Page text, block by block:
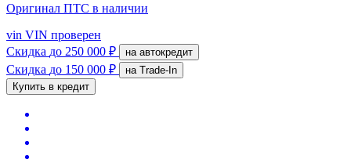
Оригинал ПТС в наличии
vin VIN проверен
Скидка до 250 000 ₽ на автокредит
Скидка до 150 000 ₽
на Trade-In
Купить в кредит